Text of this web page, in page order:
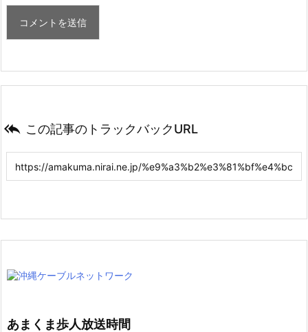
 この記事のトラックバックURL
あまくま歩人放送時間